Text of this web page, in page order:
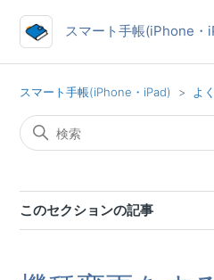
スマート手帳(iPhone・
スマート手帳(iPhone・iPad) よ
このセクションの記事